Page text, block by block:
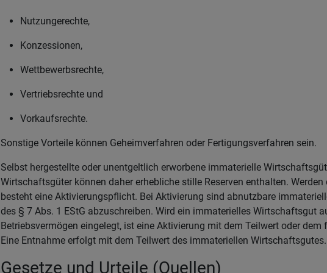
Nutzungerechte,
Konzessionen,
Wettbewerbsrechte,
Vertriebsrechte und
Vorkaufsrechte.
Sonstige Vorteile können Geheimverfahren oder Fertigungsverfahren sein.
Selbst hergestellte oder unentgeltlich erworbene immaterielle
Wirtschaftsgüter können daher erhebliche stille Reserven enthalten.
besteht eine Aktivierungspflicht. Bei Aktivierung sind abnutzbare
des § 7 Abs. 1 EStG abzuschreiben. Wird ein immaterielles Wirtschaftsgut
Betriebsvermögen eingelegt, ist eine Aktivierung mit dem Teilwert oder
Eine Entnahme erfolgt mit dem Teilwert des immateriellen Wirtschaftsgutes.
Gesetze und Urteile (Quellen)